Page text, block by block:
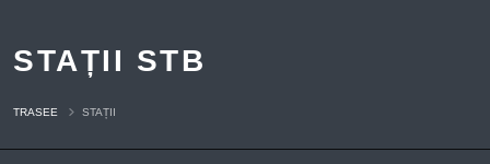
STAȚII STB
TRASEE STAȚII